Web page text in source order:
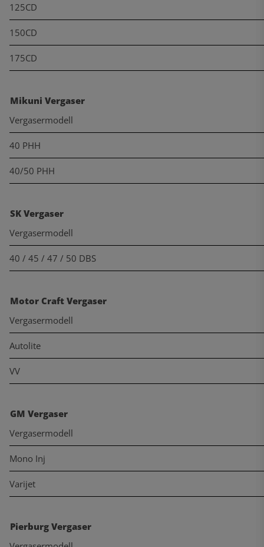
125CD
150CD
175CD
Mikuni Vergaser
Vergasermodell
40 PHH
40/50 PHH
SK Vergaser
Vergasermodell
40 / 45 / 47 / 50 DBS
Motor Craft Vergaser
Vergasermodell
Autolite
VV
GM Vergaser
Vergasermodell
Mono Inj
Varijet
Pierburg Vergaser